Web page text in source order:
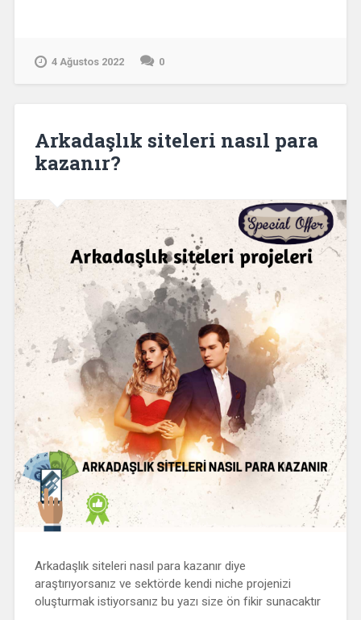
4 Ağustos 2022 0
Arkadaşlık siteleri nasıl para
kazanır?
Arkadaşlık siteleri nasıl para kazanır diye
araştırıyorsanız ve sektörde kendi niche projenizi
oluşturmak istiyorsanız bu yazı size ön fikir sunacaktır